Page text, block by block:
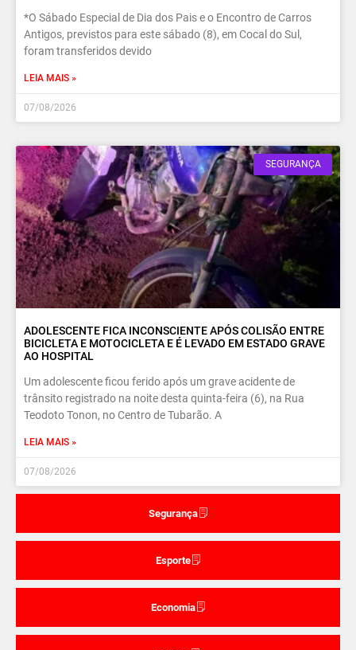
Segurança
Esporte
Economia
*O Sábado Especial de Dia dos Pais e o Encontro de Carros
Antigos, previstos para este sábado (8), em Cocal do Sul,
foram transferidos devido
LEIA MAIS »
07/08/2026
SEGURANÇA
ADOLESCENTE FICA INCONSCIENTE APÓS COLISÃO ENTRE
BICICLETA E MOTOCICLETA E É LEVADO EM ESTADO GRAVE
AO HOSPITAL
Um adolescente ficou ferido após um grave acidente de
trânsito registrado na noite desta quinta-feira (6), na Rua
Teodoto Tonon, no Centro de Tubarão. A
LEIA MAIS »
07/08/2026